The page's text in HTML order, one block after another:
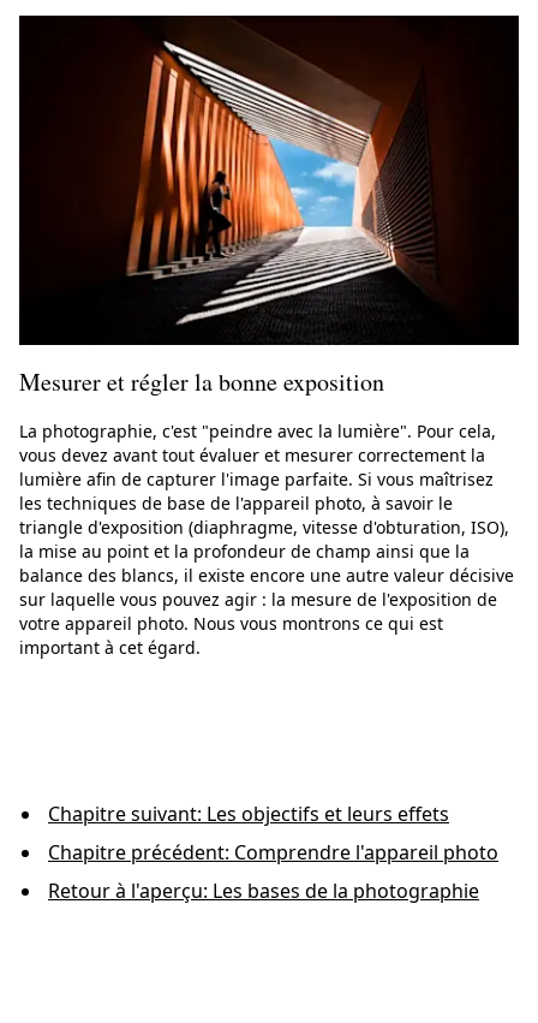
Mesurer et régler la bonne exposition
La photographie, c'est "peindre avec la lumière". Pour cela,
vous devez avant tout évaluer et mesurer correctement la
lumière afin de capturer l'image parfaite. Si vous maîtrisez
les techniques de base de l'appareil photo, à savoir le
triangle d'exposition (diaphragme, vitesse d'obturation, ISO),
la mise au point et la profondeur de champ ainsi que la
balance des blancs, il existe encore une autre valeur décisive
sur laquelle vous pouvez agir : la mesure de l'exposition de
votre appareil photo. Nous vous montrons ce qui est
important à cet égard.
Chapitre suivant: Les objectifs et leurs effets
Chapitre précédent: Comprendre l'appareil photo
Retour à l'aperçu: Les bases de la photographie